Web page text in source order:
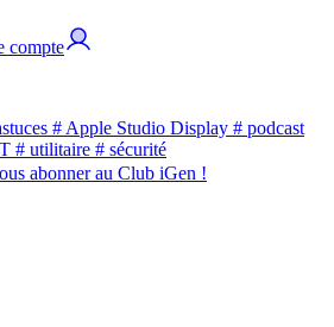
compte
# Apple Studio Display # podcast
# utilitaire # sécurité
abonner au Club iGen !